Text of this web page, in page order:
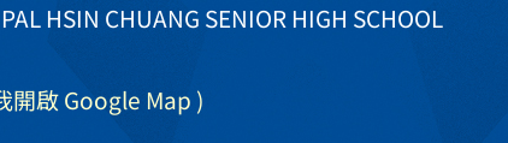
HSIN CHUANG SENIOR HIGH SCHOOL
開啟 Google Map )